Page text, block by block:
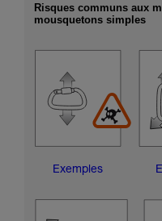
Risques communs aux
mousquetons simples
Exemples